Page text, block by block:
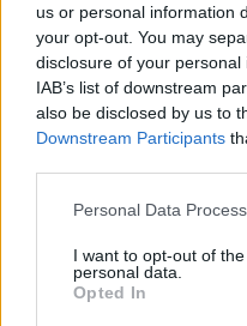
us or personal information
your opt-out. You may
disclosure of your
IAB’s list of downstream
also be disclosed by us to
Downstream Participants
Personal Data
I want to opt-out of
personal data.
Opted In
FRISS HÍREK
09:09
Gyűlnek a
Óriási
Amerika
a
következményei